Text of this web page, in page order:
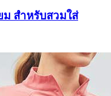
สำหรับสวมใส่